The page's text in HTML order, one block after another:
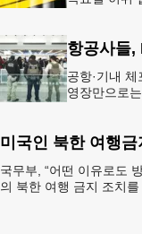
공항·기내 체
영장만으로
미국인 북한 여행
국무부, “어떤 이유로도
의 북한 여행 금지 조치를